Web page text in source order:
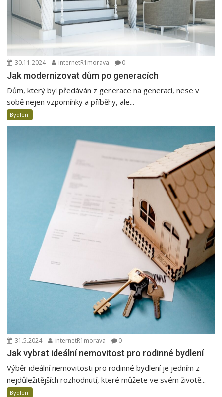
30.11.2024 internetR1morava 0
Jak modernizovat dům po generacích
Dům, který byl předáván z generace na generaci, nese v
sobě nejen vzpomínky a příběhy, ale...
Bydlení
31.5.2024 internetR1morava 0
Jak vybrat ideální nemovitost pro rodinné bydlení
Výběr ideální nemovitosti pro rodinné bydlení je jedním z
nejdůležitějších rozhodnutí, které můžete ve svém životě...
Bydlení